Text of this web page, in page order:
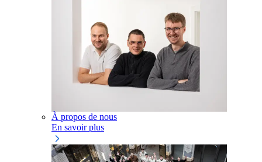
À propos de nous
En savoir plus